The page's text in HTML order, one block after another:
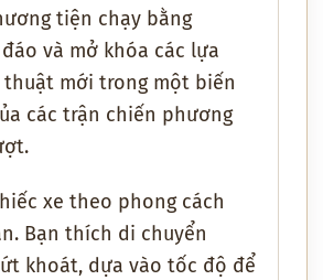
tiện chạy bằng
và mở khóa các lựa
mới trong một biến
các trận chiến phương
xe theo phong cách
Bạn thích di chuyển
khoát, dựa vào tốc độ để